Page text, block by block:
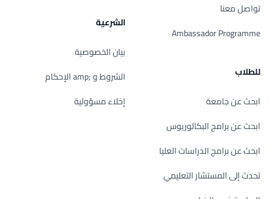
تواصل معنا
Ambassador Programme
للطلاب
ابحث عن جامعة
ابحث عن برامج البكالوريوس
ابحث عن برامج الدراسات العليا
تحدث إلى المستشار التعليمي
الشرعية
بيان الخصوصية
الشروط و ;amp الإحكام
إخلاء مسؤولية